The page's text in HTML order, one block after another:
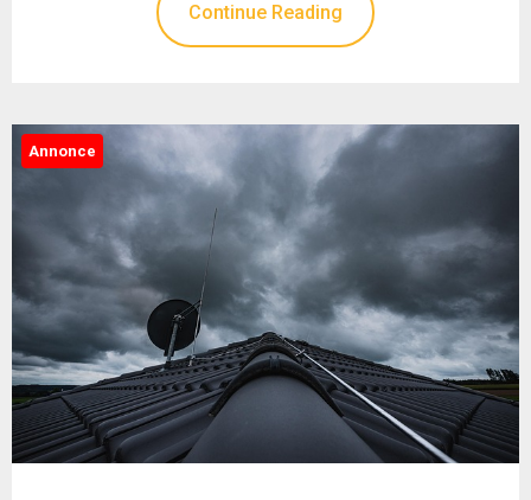
Continue Reading
Annonce